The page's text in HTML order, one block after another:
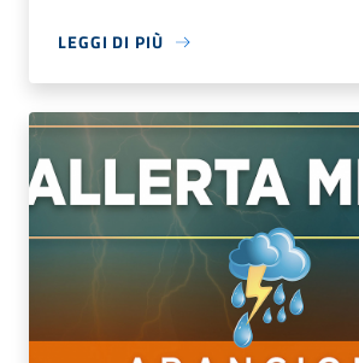
LEGGI DI PIÙ